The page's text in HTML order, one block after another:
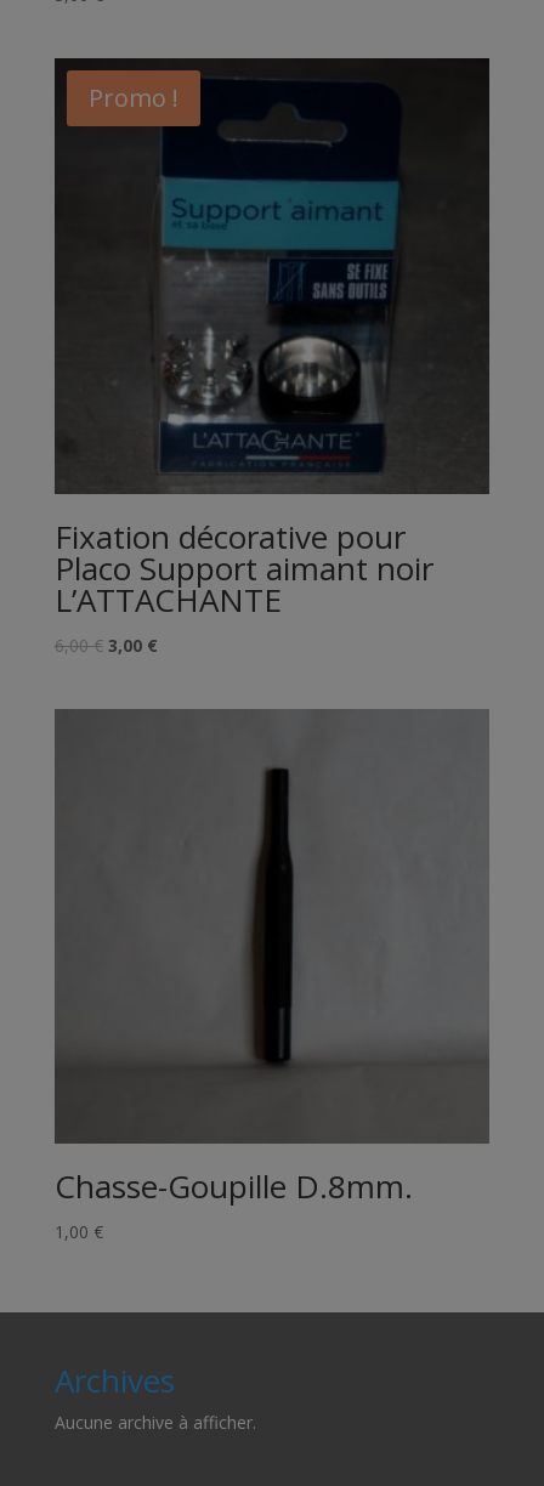
Promo !
Fixation décorative pour
Placo Support aimant noir
L’ATTACHANTE
6,00€ Le
3,00 €Le
Chasse-Goupille D.8mm.
1,00 €
Archives
Aucune archive à afficher.